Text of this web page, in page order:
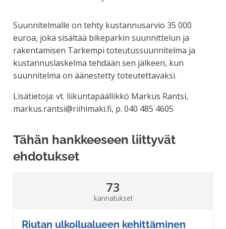
Suunnitelmalle on tehty kustannusarvio 35 000
euroa, joka sisältää bikeparkin suunnittelun ja
rakentamisen Tarkempi toteutussuunnitelma ja
kustannuslaskelma tehdään sen jälkeen, kun
suunnitelma on äänestetty toteutettavaksi.
Lisätietoja: vt. liikuntapäällikkö Markus Rantsi,
markus.rantsi@riihimaki.fi, p. 040 485 4605
Tähän hankkeeseen liittyvät
ehdotukset
Riutan ulkoilualueen kehittäminen
73
kannatukset